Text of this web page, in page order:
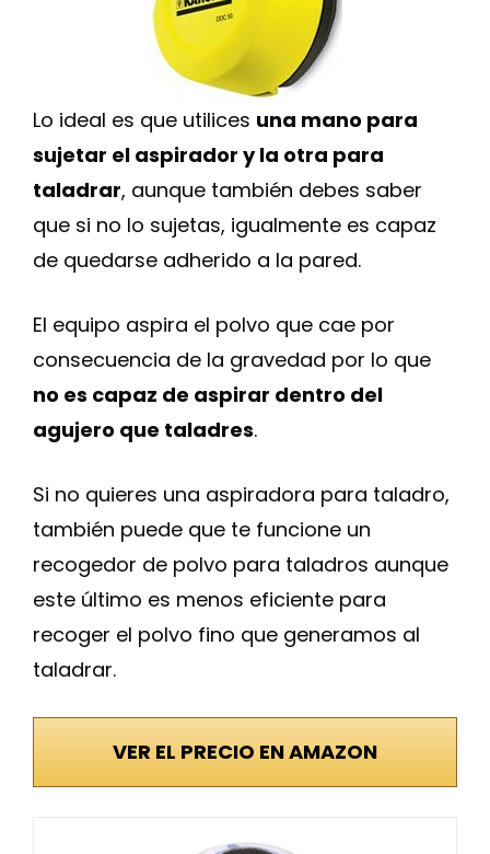
Lo ideal es que utilices una mano para
sujetar el aspirador y la otra para
taladrar, aunque también debes saber
que si no lo sujetas, igualmente es capaz
de quedarse adherido a la pared.
El equipo aspira el polvo que cae por
consecuencia de la gravedad por lo que
no es capaz de aspirar dentro del
agujero que taladres.
Si no quieres una aspiradora para taladro,
también puede que te funcione un
recogedor de polvo para taladros aunque
este último es menos eficiente para
recoger el polvo fino que generamos al
taladrar.
VER EL PRECIO EN AMAZON